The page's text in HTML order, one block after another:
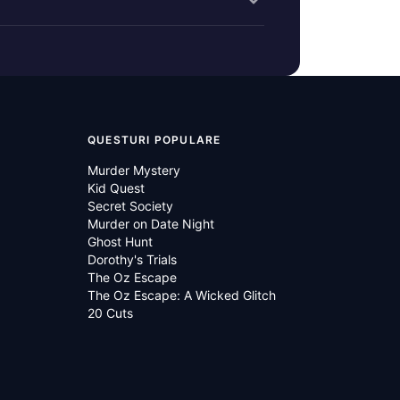
QUESTURI POPULARE
Murder Mystery
Kid Quest
Secret Society
Murder on Date Night
Ghost Hunt
Dorothy's Trials
The Oz Escape
The Oz Escape: A Wicked Glitch
20 Cuts